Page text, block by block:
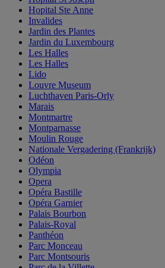
Hopital Ste Anne
Invalides
Jardin des Plantes
Jardin du Luxembourg
Les Halles
Les Halles
Lido
Louvre Museum
Luchthaven Paris-Orly
Marais
Montmartre
Montparnasse
Moulin Rouge
Nationale Vergadering (Frankrijk)
Odéon
Olympia
Opera
Opéra Bastille
Opéra Garnier
Palais Bourbon
Palais-Royal
Panthéon
Parc Monceau
Parc Montsouris